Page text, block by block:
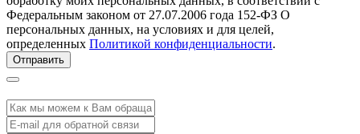
Федеральным законом от 27.07.2006 года 152-ФЗ О
персональных данных, на условиях и для целей,
определенных Политикой конфиденциальности.
Отправить